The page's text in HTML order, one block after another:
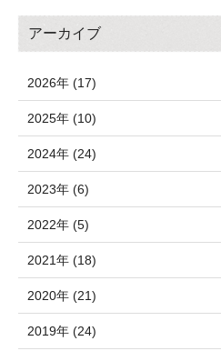
アーカイブ
2026年 (17)
2025年 (10)
2024年 (24)
2023年 (6)
2022年 (5)
2021年 (18)
2020年 (21)
2019年 (24)